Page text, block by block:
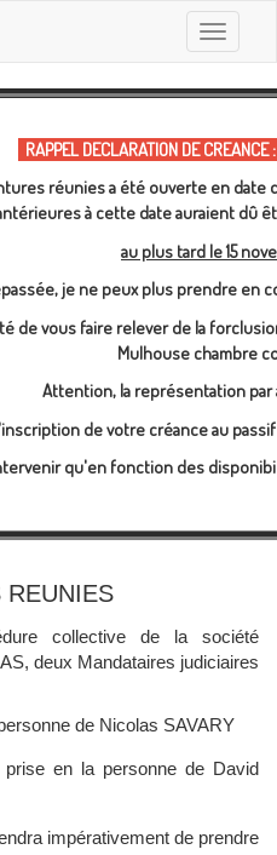
Toggle
RAPPEL DECLARATION DE
réunies a été ouverte en date
à cette date auraient dû
au plus tard le 15
je ne peux plus prendre en
de vous faire relever de la
Mulhouse chambre
Attention, la représentation par
de votre créance au
qu'en fonction des
REUNIES
collective de la société
deux Mandataires judiciaires
de Nicolas SAVARY
en la personne de David
impérativement de prendre